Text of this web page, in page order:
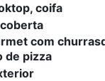
coifa
com
de pizza